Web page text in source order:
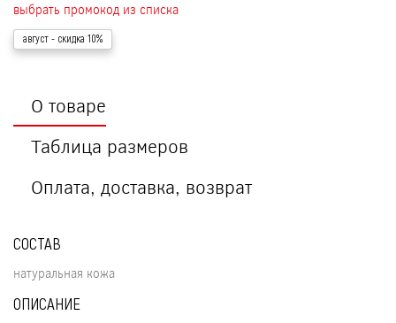
выбрать промокод из списка
август - скидка 10%
О товаре
Таблица размеров
Оплата, доставка, возврат
СОСТАВ
натуральная кожа
ОПИСАНИЕ